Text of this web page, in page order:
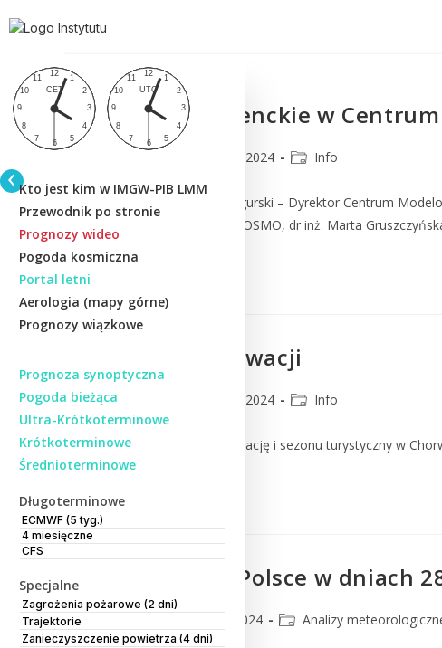
Kto jest kim w IMGW-PIB LMM
Przewodnik po stronie
Prognozy wideo
Pogoda kosmiczna
Portal letni
Aerologia (mapy górne)
Prognozy wiązkowe
Prognoza synoptyczna
Pogoda bieżąca
Ultra-Krótkoterminowe
Krótkoterminowe
Średnioterminowe
Długoterminowe
ECMWF (5 tyg.)
4 miesięczne
CFS
Specjalne
Zagrożenia pożarowe (2 dni)
Trajektorie
Zanieczyszczenie powietrza (4 dni)
Praktyki studenckie w
7 sierpnia 2024 Info
Od lewej: prof. Mariusz Figurski – Dyrektor Centrum
Prognoz Numerycznych COSMO, dr inż. Marta
Pożary w Chorwacji
CMM 1 sierpnia 2024 Info
Ze względu na trudną sytuację i sezonu turystyczny w
Silny wiatr w Polsce w dniach
31 lipca 2024 Analizy